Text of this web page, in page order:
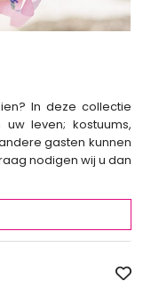
In deze collectie
leven; kostuums,
gasten kunnen
nodigen wij u dan